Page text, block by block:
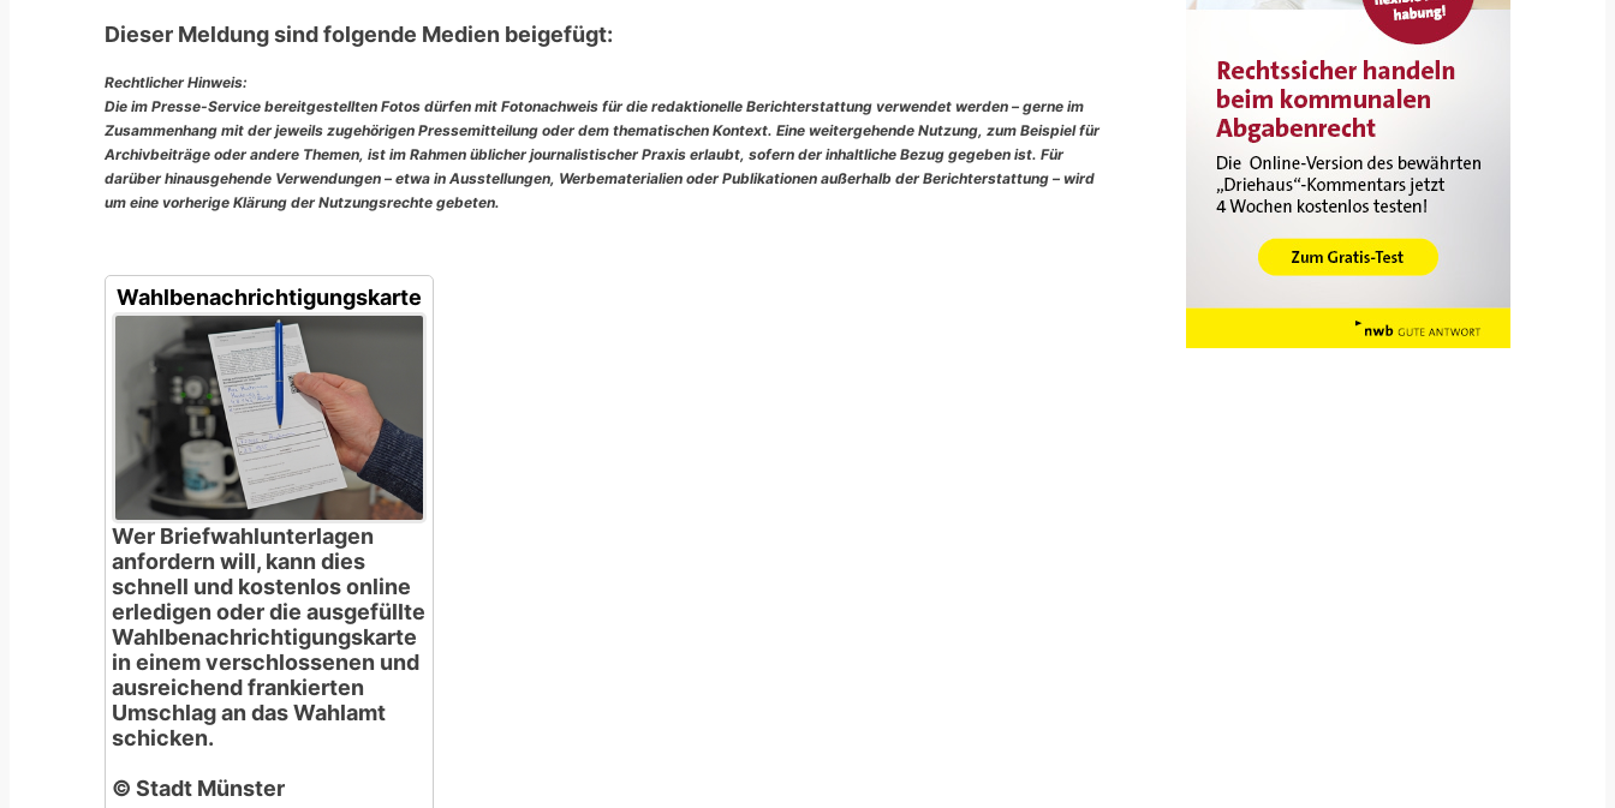
Dieser Meldung sind folgende Medien beigefügt:
Rechtlicher Hinweis:
Die im Presse-Service bereitgestellten Fotos dürfen mit Fotonachweis für die redaktionelle Berichterstattung verwendet werden – gerne im
Zusammenhang mit der jeweils zugehörigen Pressemitteilung oder dem thematischen Kontext. Eine weitergehende Nutzung, zum Beispiel für
Archivbeiträge oder andere Themen, ist im Rahmen üblicher journalistischer Praxis erlaubt, sofern der inhaltliche Bezug gegeben ist. Für
darüber hinausgehende Verwendungen – etwa in Ausstellungen, Werbematerialien oder Publikationen außerhalb der Berichterstattung – wird
um eine vorherige Klärung der Nutzungsrechte gebeten.
Wahlbenachrichtigungskarte
Wer Briefwahlunterlagen
anfordern will, kann dies
schnell und kostenlos online
erledigen oder die ausgefüllte
Wahlbenachrichtigungskarte
in einem verschlossenen und
ausreichend frankierten
Umschlag an das Wahlamt
schicken.
© Stadt Münster